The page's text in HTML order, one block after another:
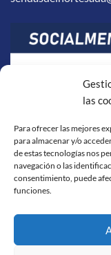
las
Para ofrecer las mejores
para almacenar y/o
de estas tecnologías nos
navegación o las
consentimiento, puede
funciones.